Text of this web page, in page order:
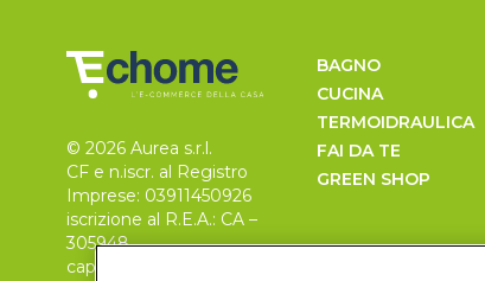
© 2026 Aurea s.r.l.
CF e n.iscr. al Registro
Imprese: 03911450926
iscrizione al R.E.A.: CA –
305948
capitale sociale 30.000
BAGNO
CUCINA
TERMOIDRAULICA
FAI DA TE
GREEN SHOP